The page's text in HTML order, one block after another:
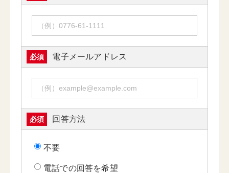
必須 電子メールアドレス
必須 回答方法
不要
電話での回答を希望